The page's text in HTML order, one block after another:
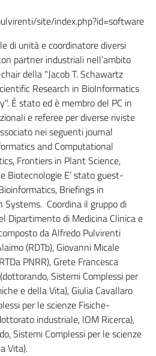
site/index.php?id=software
di unità e coordinatore diversi
partner industriali nell’ambito
della "Jacob T. Schawartz
Research in BioInformatics
È stato ed è membro del PC in
e referee per diverse riviste
nei seguenti journal
and Computational
Frontiers in Plant Science,
Biotecnologie E’ stato guest-
Briefings in
Coordina il gruppo di
Dipartimento di Medicina Clinica e
da Alfredo Pulvirenti
(RDTb), Giovanni Micale
PNRR), Grete Francesca
Sistemi Complessi per
e della Vita), Giulia Cavallaro
per le scienze Fisiche-
industriale, IOM Ricerca),
Sistemi Complessi per le scienze
Vita).